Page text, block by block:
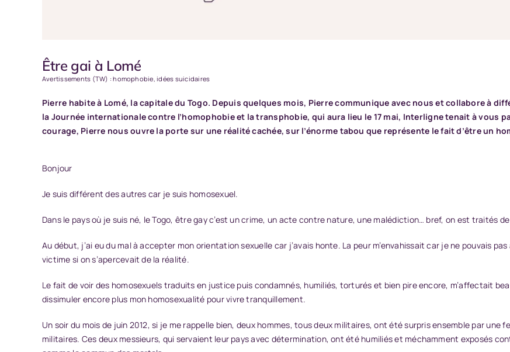
Être gai à Lomé
Avertissements (TW) : homophobie, idées suicidaires
Pierre habite à Lomé, la capitale du Togo. Depuis quelques mois, Pierre communique avec nous et collabore à
la Journée internationale contre l’homophobie et la transphobie, qui aura lieu le 17 mai, Interligne tenait à vous
courage, Pierre nous ouvre la porte sur une réalité cachée, sur l’énorme tabou que représente le fait d’être un
Bonjour
Je suis différent des autres car je suis homosexuel.
Dans le pays où je suis né, le Togo, être gay c’est un crime, un acte contre nature, une malédiction… bref, on est traités
Au début, j’ai eu du mal à accepter mon orientation sexuelle car j’avais honte. La peur m’envahissait car je ne pouvais
victime si on s’apercevait de la réalité.
Le fait de voir des homosexuels traduits en justice puis condamnés, humiliés, torturés et bien pire encore, m’affectait
dissimuler encore plus mon homosexualité pour vivre tranquillement.
Un soir du mois de juin 2012, si je me rappelle bien, deux hommes, tous deux militaires, ont été surpris ensemble par une
militaires. Ces deux messieurs, qui servaient leur pays avec détermination, ont été humiliés et méchamment exposés